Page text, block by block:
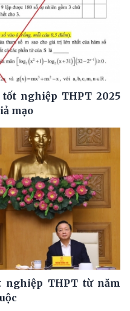
nghiệp THPT 2025
mạo
nghiệp THPT từ năm